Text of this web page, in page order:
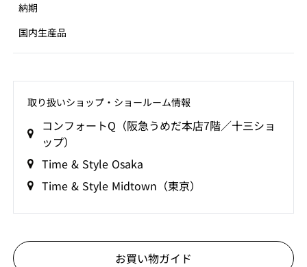
家具には、楢や欅といった硬くて丈夫な広葉樹が多く使
れました。杉の温かみのある質感や軽やかさは空間に心
地よい間合いを作ります。
納期
国内生産品
取り扱いショップ‧ショールーム情報
コンフォートQ（阪急うめだ本店7階／十三ショ
ップ）
Time & Style Osaka
Time & Style Midtown（東京）
お買い物ガイド